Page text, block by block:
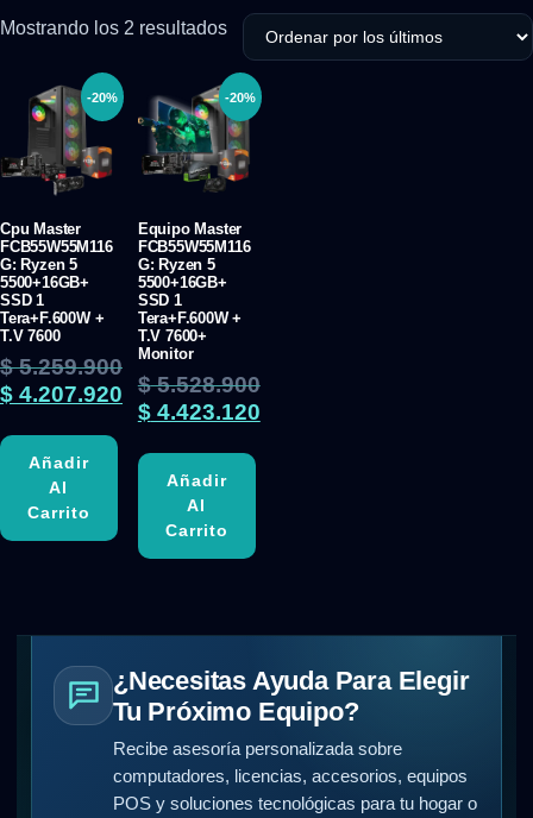
Mostrando los 2 resultados
-20%
Cpu Master
FCB55W55M116
G: Ryzen 5
5500+16GB+
SSD 1
Tera+F.600W +
T.V 7600
$5.259.900
$ 4.207.920
Añadir
Al
Carrito
-20%
Equipo Master
FCB55W55M116
G: Ryzen 5
5500+16GB+
SSD 1
Tera+F.600W +
T.V 7600+
Monitor
$5.528.900
$4.423.120
Añadir
Al
Carrito
¿Necesitas Ayuda Para Elegir
Tu Próximo Equipo?
Recibe asesoría personalizada sobre
computadores, licencias, accesorios, equipos
POS y soluciones tecnológicas para tu hogar o